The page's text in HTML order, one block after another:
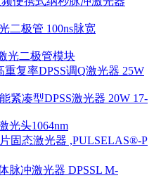
二极管 100ns脉宽
光二极管模块
重复率DPSS调Q激光器 25W
紧凑型DPSS激光器 20W 17-
光头1064nm
固态激光器 ,PULSELAS®-P
脉冲激光器 DPSSL M-